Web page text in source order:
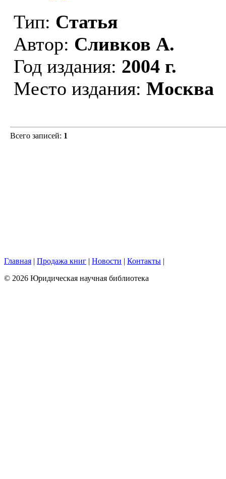
Тип: Статья
Автор: Сливков А.
Год издания: 2004 г.
Место издания: Москва
Всего записей: 1
Главная | Продажа книг | Новости | Контакты |
© 2026 Юридическая научная библиотека